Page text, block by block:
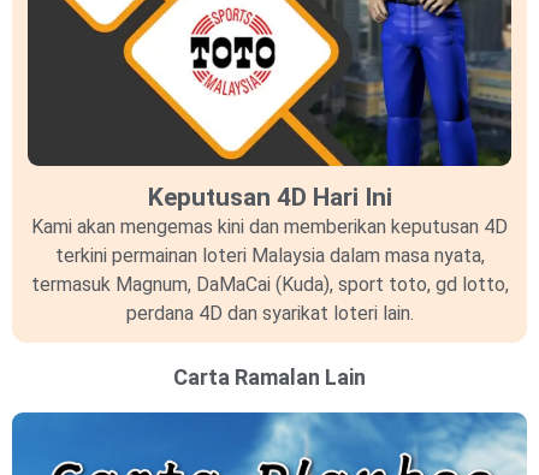
Keputusan 4D Hari Ini
Kami akan mengemas kini dan memberikan keputusan 4D
terkini permainan loteri Malaysia dalam masa nyata,
termasuk Magnum, DaMaCai (Kuda), sport toto, gd lotto,
perdana 4D dan syarikat loteri lain.
Carta Ramalan Lain